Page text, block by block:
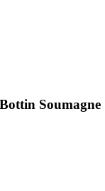
Bottin Soumagne